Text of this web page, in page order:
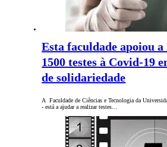
Esta faculdade apoiou a
1500 testes à Covid-19
de solidariedade
A Faculdade de Ciências e Tecnologia da
- está a ajudar a realizar testes…